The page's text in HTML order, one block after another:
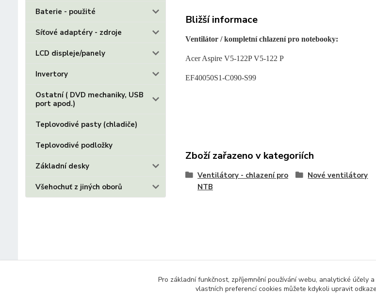
Baterie - použité
Síťové adaptéry - zdroje
LCD displeje/panely
Invertory
Ostatní ( DVD mechaniky, USB
port apod.)
Teplovodivé pasty (chladiče)
Teplovodivé podložky
Základní desky
Všehochuť z jiných oborů
Bližší informace
Ventilátor / kompletní chlazení pro notebooky:
Acer Aspire V5-122P V5-122 P
EF40050S1-C090-S99
Zboží zařazeno v kategoriích
Ventilátory - chlazení pro
NTB
Nové ventilátory
Pro základní funkčnost, zpříjemnění používání webu, analytické účely
vlastních preferencí cookies můžete kdykoli upravit